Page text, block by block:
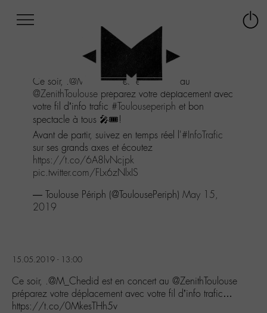
au
menu
Aller
au
contenu
Aller
Ce soir, .@M_Chedidest en concert au
@ZenithToulouse préparez votre déplacement avec
votre fil d’info trafic #Toulouseperiph et bon
spectacle à tous 🎤🎟️!
Avant de partir, suivez en temps réel l'#InfoTrafic
sur ses grands axes et écoutez
https://t.co/6A8lvNcjpk
pic.twitter.com/FLx6zNlxIS
— Toulouse Périph (@ToulousePeriph) May 15,
2019
15.05.2019 - 13:00
Ce soir, .@M_Chedid est en concert au @ZenithToulouse
préparez votre déplacement avec votre fil d’info trafic…
https://t.co/0MkesTHh5v